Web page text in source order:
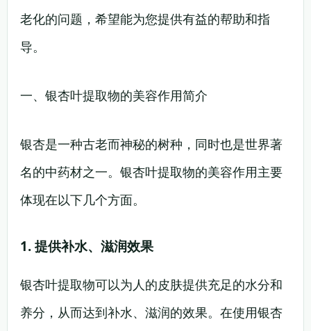
老化的问题，希望能为您提供有益的帮助和指
导。
一、银杏叶提取物的美容作用简介
银杏是一种古老而神秘的树种，同时也是世界著
名的中药材之一。银杏叶提取物的美容作用主要
体现在以下几个方面。
1. 提供补水、滋润效果
银杏叶提取物可以为人的皮肤提供充足的水分和
养分，从而达到补水、滋润的效果。在使用银杏